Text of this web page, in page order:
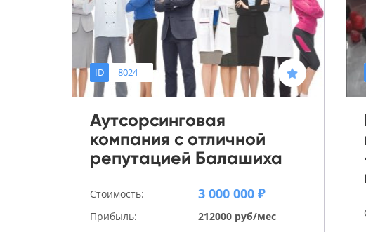
ID 8024
Аутсорсинговая
компания с отличной
репутацией Балашиха
Стоимость: 3 000 000 ₽
Прибыль:
212000 руб/мес